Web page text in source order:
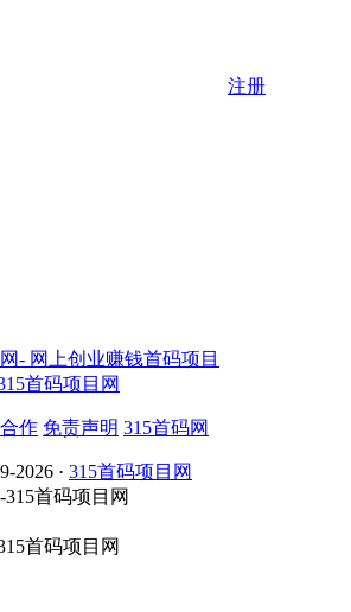
注册
作 免责声明 315首码网
2026 · 315首码项目网